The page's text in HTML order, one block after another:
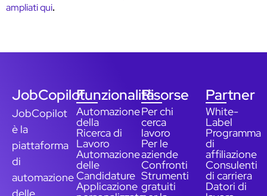
ampliati qui.
JobCopilot
JobCopilot
è la
piattaforma
di
automazione
delle
Funzionalità
Automazione
della
Ricerca di
Lavoro
Automazione
delle
Candidature
Applicazione
Risorse
Per chi
cerca
lavoro
Per le
aziende
Confronti
Strumenti
gratuiti
Partner
White-
Label
Programma
di
affiliazione
Consulenti
di carriera
Datori di